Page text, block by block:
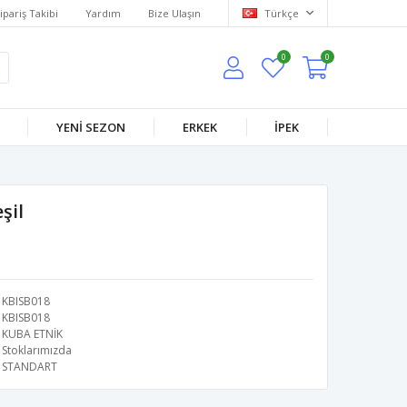
Takibi Yardım Bize Ulaşın Türkçe
0 0
YENİ SEZON ERKEK İPEK
KBISB018
KBISB018
KUBA ETNİK
Stoklarımızda
STANDART